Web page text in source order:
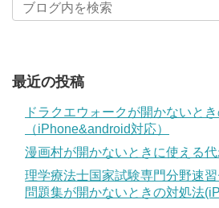
最近の投稿
ドラクエウォークが開かないと
（iPhone&android対応）
漫画村が開かないときに使える
理学療法士国家試験専門分野速
問題集が開かないときの対処法